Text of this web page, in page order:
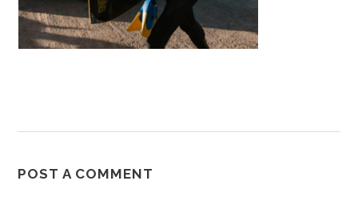
POST A COMMENT